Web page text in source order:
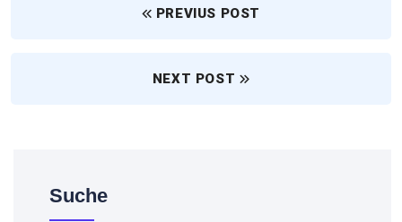
PREVIUS POST
NEXT POST
Suche